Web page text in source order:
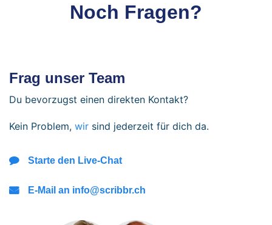
Noch Fragen?
Frag unser Team
Du bevorzugst einen direkten Kontakt?
Kein Problem, wir sind jederzeit für dich da.
Starte den Live-Chat
E-Mail an info@scribbr.ch